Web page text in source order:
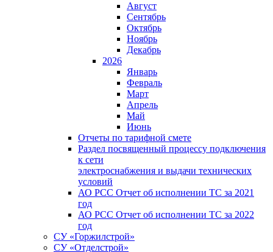
Август
Сентябрь
Октябрь
Ноябрь
Декабрь
2026
Январь
Февраль
Март
Апрель
Май
Июнь
Отчеты по тарифной смете
Раздел посвященный процессу подключения
к сети
электроснабжения и выдачи технических
условий
АО РСС Отчет об исполнении ТС за 2021
год
АО РСС Отчет об исполнении ТС за 2022
год
СУ «Горжилстрой»
СУ «Отделстрой»